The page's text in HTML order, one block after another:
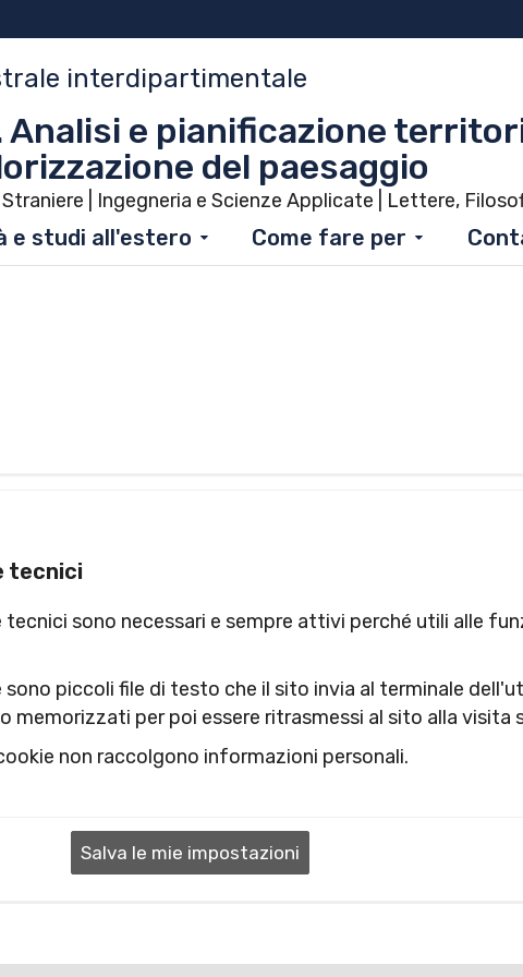
interdipartimentale
e pianificazione
del paesaggio
| Ingegneria e Scienze Applicate | Lettere,
e studi all'estero Come fare per
tecnici
tecnici sono necessari e sempre attivi perché utili alle
sono piccoli file di testo che il sito invia al terminale
memorizzati per poi essere ritrasmessi al sito alla visita
non raccolgono informazioni personali.
Salva le mie impostazioni